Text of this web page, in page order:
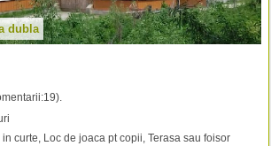
dubla
19).
in curte, Loc de joaca pt copii, Terasa sau foisor